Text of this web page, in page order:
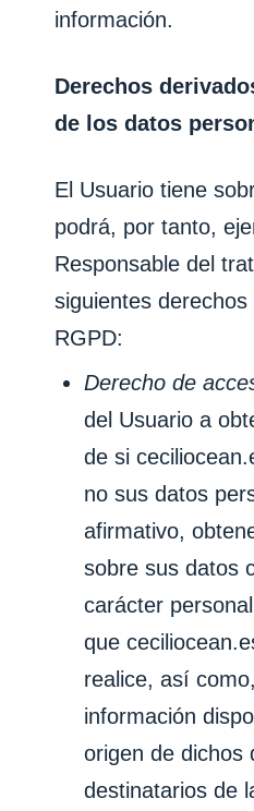
información.
Derechos
de los datos
El Usuario tiene
podrá, por tanto,
Responsable del
siguientes derechos
RGPD:
Derecho de
del Usuario a
de si
no sus datos
afirmativo,
sobre sus datos
carácter
que
realice, así
información
origen de dichos
destinatarios de